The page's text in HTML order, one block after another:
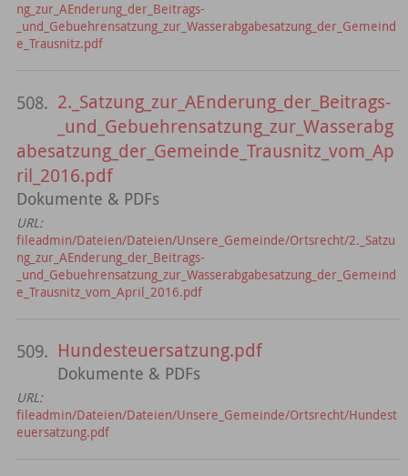
ng_zur_AEnderung_der_Beitrags-
_und_Gebuehrensatzung_zur_Wasserabgabesatzung_der_Gemeind
e_Trausnitz.pdf
508. 2._Satzung_zur_AEnderung_der_Beitrags-
_und_Gebuehrensatzung_zur_Wasserabg
abesatzung_der_Gemeinde_Trausnitz_vom_Ap
ril_2016.pdf
Dokumente & PDFs
URL:
fileadmin/Dateien/Dateien/Unsere_Gemeinde/Ortsrecht/2._Satzu
ng_zur_AEnderung_der_Beitrags-
_und_Gebuehrensatzung_zur_Wasserabgabesatzung_der_Gemeind
e_Trausnitz_vom_April_2016.pdf
509. Hundesteuersatzung.pdf
Dokumente & PDFs
URL:
fileadmin/Dateien/Dateien/Unsere_Gemeinde/Ortsrecht/Hundest
euersatzung.pdf